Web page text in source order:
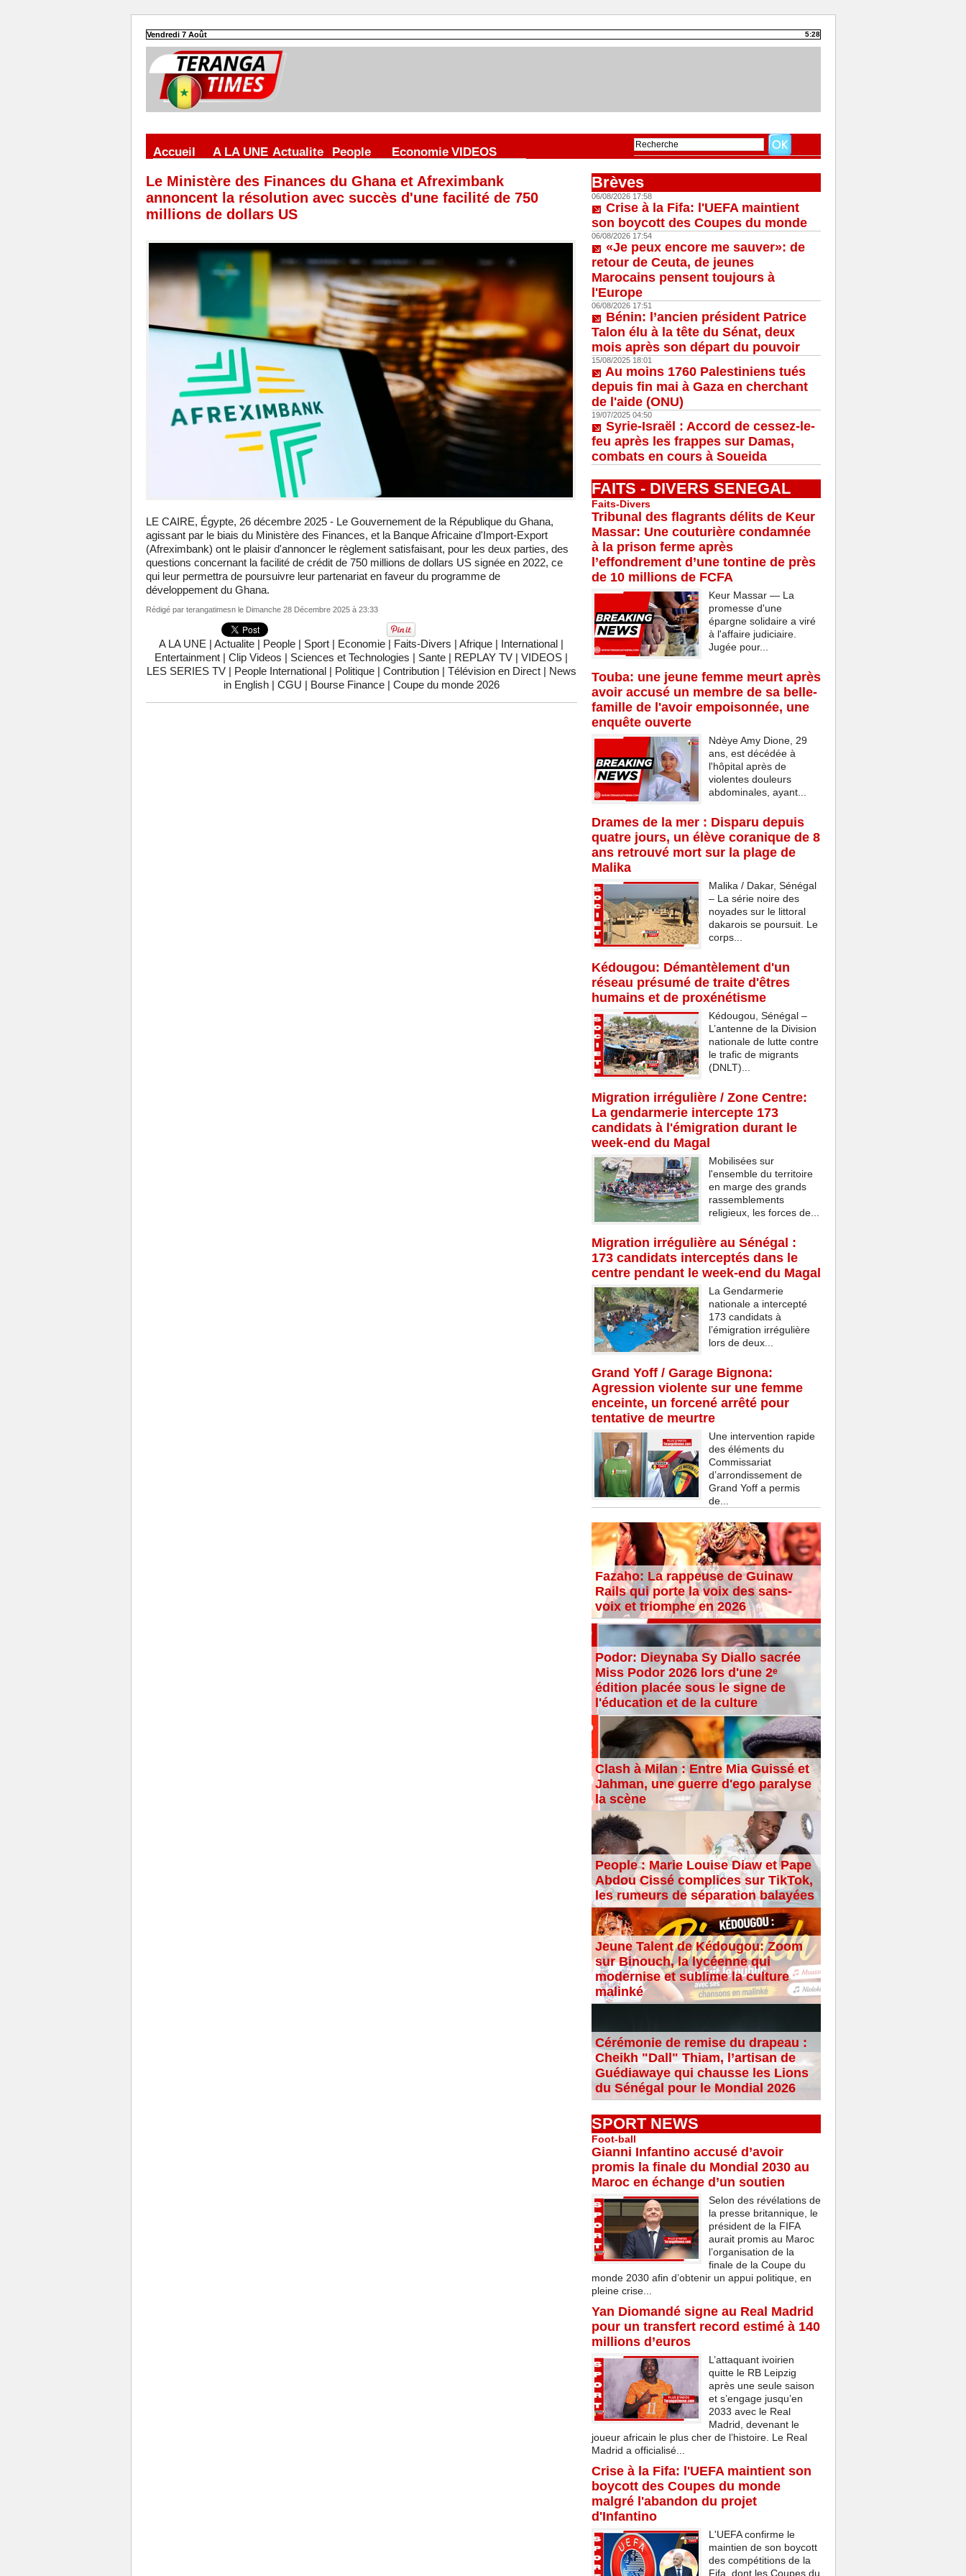
Vendredi 7 Août 5:28
Accueil A LA UNE Actualite People Economie VIDEOS
Le Ministère des Finances du Ghana et Afreximbank
annoncent la résolution avec succès d'une facilité de 750
millions de dollars US
LE CAIRE, Égypte, 26 décembre 2025 - Le Gouvernement de la République du Ghana,
agissant par le biais du Ministère des Finances, et la Banque Africaine d'Import-Export
(Afreximbank) ont le plaisir d'annoncer le règlement satisfaisant, pour les deux parties, des
questions concernant la facilité de crédit de 750 millions de dollars US signée en 2022, ce
qui leur permettra de poursuivre leur partenariat en faveur du programme de
développement du Ghana.
Rédigé par terangatimesnle Dimanche 28 Décembre 2025 à 23:33
A LA UNE | Actualite | People | Sport | Economie | Faits-Divers | Afrique | International |
Entertainment | Clip Videos | Sciences et Technologies | Sante | REPLAY TV | VIDEOS |
LES SERIES TV | People International | Politique | Contribution | Télévision en Direct | News
in English | CGU | Bourse Finance | Coupe du monde 2026
Brèves
06/08/2026 17:58
Crise à la Fifa: l'UEFA maintient
son boycott des Coupes du monde
06/08/2026 17:54
«Je peux encore me sauver»: de
retour de Ceuta, de jeunes
Marocains pensent toujours à
l'Europe
06/08/2026 17:51
Bénin: l’ancien président Patrice
Talon élu à la tête du Sénat, deux
mois après son départ du pouvoir
15/08/2025 18:01
Au moins 1760 Palestiniens tués
depuis fin mai à Gaza en cherchant
de l'aide (ONU)
19/07/2025 04:50
Syrie-Israël : Accord de cessez-le-
feu après les frappes sur Damas,
combats en cours à Soueida
FAITS - DIVERS SENEGAL
Faits-Divers
Tribunal des flagrants délits de Keur
Massar: Une couturière condamnée
à la prison ferme après
l’effondrement d’une tontine de près
de 10 millions de FCFA
Keur Massar — La
promesse d'une
épargne solidaire a viré
à l'affaire judiciaire.
Jugée pour...
Touba: une jeune femme meurt après
avoir accusé un membre de sa belle-
famille de l'avoir empoisonnée, une
enquête ouverte
Ndèye Amy Dione, 29
ans, est décédée à
l'hôpital après de
violentes douleurs
abdominales, ayant...
Drames de la mer : Disparu depuis
quatre jours, un élève coranique de 8
ans retrouvé mort sur la plage de
Malika
Malika / Dakar, Sénégal
– La série noire des
noyades sur le littoral
dakarois se poursuit. Le
corps...
Kédougou: Démantèlement d'un
réseau présumé de traite d'êtres
humains et de proxénétisme
Kédougou, Sénégal –
L’antenne de la Division
nationale de lutte contre
le trafic de migrants
(DNLT)...
Migration irrégulière / Zone Centre:
La gendarmerie intercepte 173
candidats à l'émigration durant le
week-end du Magal
Mobilisées sur
l'ensemble du territoire
en marge des grands
rassemblements
religieux, les forces de...
Migration irrégulière au Sénégal :
173 candidats interceptés dans le
centre pendant le week-end du Magal
La Gendarmerie
nationale a intercepté
173 candidats à
l’émigration irrégulière
lors de deux...
Grand Yoff / Garage Bignona:
Agression violente sur une femme
enceinte, un forcené arrêté pour
tentative de meurtre
Une intervention rapide
des éléments du
Commissariat
d’arrondissement de
Grand Yoff a permis
de...
Fazaho: La rappeuse de Guinaw
Rails qui porte la voix des sans-
voix et triomphe en 2026
Podor: Dieynaba Sy Diallo sacrée
Miss Podor 2026 lors d'une 2ᵉ
édition placée sous le signe de
l'éducation et de la culture
Clash à Milan : Entre Mia Guissé et
Jahman, une guerre d'ego paralyse
la scène
People : Marie Louise Diaw et Pape
Abdou Cissé complices sur TikTok,
les rumeurs de séparation balayées
Jeune Talent de Kédougou: Zoom
sur Binouch, la lycéenne qui
modernise et sublime la culture
malinké
Cérémonie de remise du drapeau :
Cheikh "Dall" Thiam, l’artisan de
Guédiawaye qui chausse les Lions
du Sénégal pour le Mondial 2026
SPORT NEWS
Foot-ball
Gianni Infantino accusé d’avoir
promis la finale du Mondial 2030 au
Maroc en échange d’un soutien
Selon des révélations de
la presse britannique, le
président de la FIFA
aurait promis au Maroc
l’organisation de la
finale de la Coupe du
monde 2030 afin d’obtenir un appui politique, en
pleine crise...
Yan Diomandé signe au Real Madrid
pour un transfert record estimé à 140
millions d’euros
L’attaquant ivoirien
quitte le RB Leipzig
après une seule saison
et s’engage jusqu’en
2033 avec le Real
Madrid, devenant le
joueur africain le plus cher de l’histoire. Le Real
Madrid a officialisé...
Crise à la Fifa: l'UEFA maintient son
boycott des Coupes du monde
malgré l'abandon du projet
d'Infantino
L'UEFA confirme le
maintien de son boycott
des compétitions de la
Fifa, dont les Coupes du